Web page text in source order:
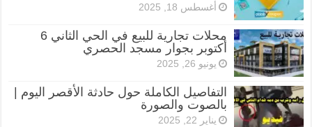
أغسطس 18, 2025
محلات تجارية للبيع في الحي الثاني 6
أكتوبر بجوار مسجد الحصري
يونيو 26, 2025
التفاصيل الكاملة حول حادثة الأقصر اليوم |
بالصوت والصورة
يناير 22, 2025